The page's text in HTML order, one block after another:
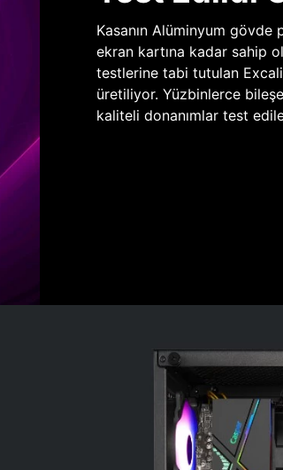
Kasanın Alüminyum gövde
ekran kartına kadar sahip
testlerine tabi tutulan
üretiliyor. Yüzbinlerce
kaliteli donanımlar test